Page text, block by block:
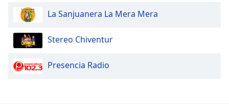
La Sanjuanera La Mera Mera
Stereo Chiventur
Presencia Radio